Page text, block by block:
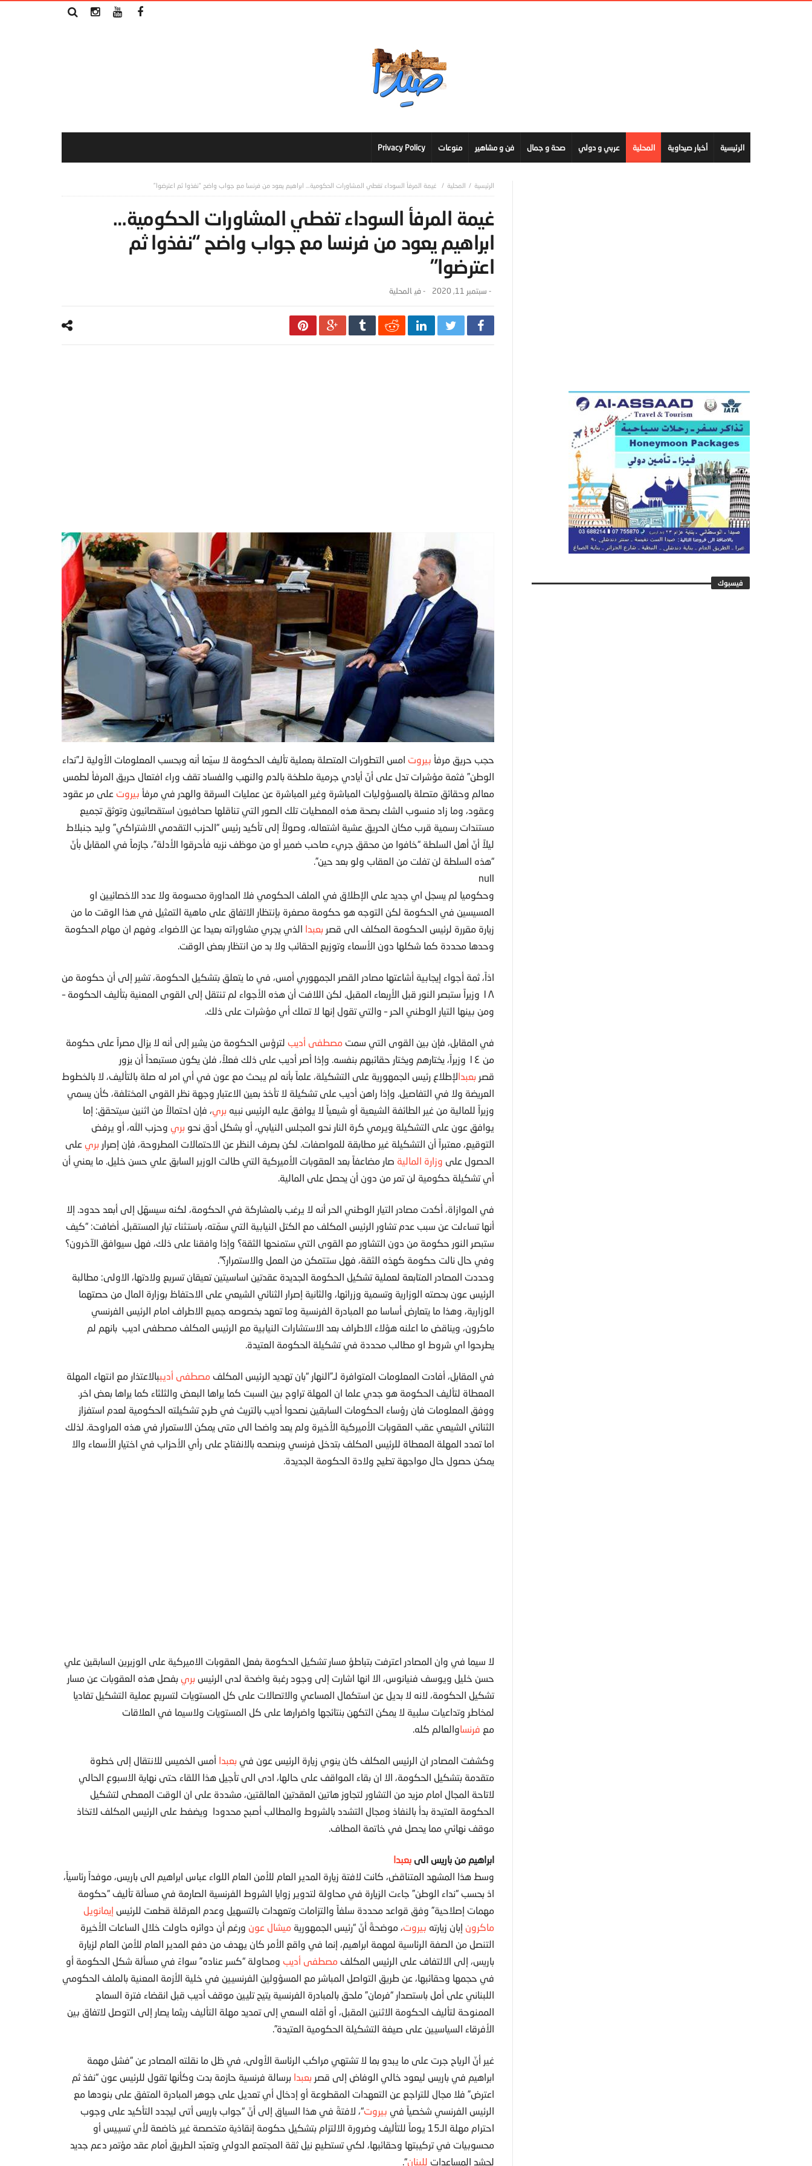
الرئيسية أخبار صيداوية المحلية عربي و دولي صحة و جمال فن و مشاهير منوعات Privacy Policy
المحلية غيمة المرفأ السوداء تغطي المشاورات الحكومية… ابراهيم يعود من فرنسا مع جواب واضح “نفذوا ثم اعترضوا”
غيمة المرفأ السوداء تغطي المشاورات الحكومية…
ابراهيم يعود من فرنسا مع جواب واضح “نفذوا ثم
اعترضوا”
- سبتمبر 11, 2020 - ‎في المحلية
حجب حريق مرفأ بيروت امس التطورات المتصلة بعملية تأليف الحكومة لا سيّما أنه وبحسب المعلومات الأولية لـ”نداء
الوطن” فثمة مؤشرات تدل على أنّ أيادي جرمية ملطخة بالدم والنهب والفساد تقف وراء افتعال حريق المرفأ لطمس
معالم وحقائق متصلة بالمسؤوليات المباشرة وغير المباشرة عن عمليات السرقة والهدر في مرفأ بيروت على مر عقود
وعقود، وما زاد منسوب الشك بصحة هذه المعطيات تلك الصور التي تناقلها صحافيون استقصائيون وتوثق تجميع
مستندات رسمية قرب مكان الحريق عشية اشتعاله، وصولاً إلى تأكيد رئيس “الحزب التقدمي الاشتراكي” وليد جنبلاط
ليلاً أنّ أهل السلطة “خافوا من محقق جريء صاحب ضمير أو من موظف نزيه فأحرقوا الأدلة”، جازماً في المقابل بأنّ
“هذه السلطة لن تفلت من العقاب ولو بعد حين”.
null
وحكوميا لم يسجل اي جديد على الإطلاق في الملف الحكومي فلا المداورة محسومة ولا عدد الاخصائيين او
المسيسين في الحكومة لكن التوجه هو حكومة مصغرة بإنتظار الاتفاق على ماهية التمثيل في هذا الوقت ما من
زيارة مقررة لرئيس الحكومة المكلف الى قصر بعبدا الذي يجري مشاوراته بعيدا عن الاضواء. وفهم ان مهام الحكومة
وحدها محددة كما شكلها دون الأسماء وتوزيع الحقائب ولا بد من انتظار بعض الوقت.
اذاً، ثمة أجواء إيجابية أشاعتها مصادر القصر الجمهوري أمس، في ما يتعلق بتشكيل الحكومة، تشير إلى أن حكومة من
١٨ وزيراً ستبصر النور قبل الأربعاء المقبل. لكن اللافت أن هذه الأجواء لم تنتقل إلى القوى المعنية بتأليف الحكومة –
ومن بينها التيار الوطني الحر – والتي تقول إنها لا تملك أي مؤشرات على ذلك.
في المقابل، فإن بين القوى التي سمت مصطفى أديب لترؤس الحكومة من يشير إلى أنه لا يزال مصراً على حكومة
من ١٤ وزيراً، يختارهم ويختار حقائبهم بنفسه. وإذا أصر أديب على ذلك فعلاً، فلن يكون مستبعداً أن يزور
قصر بعبدالإطلاع رئيس الجمهورية على التشكيلة، علماً بأنه لم يبحث مع عون في أي امر له صلة بالتأليف، لا بالخطوط
العريضة ولا في التفاصيل. وإذا راهن أديب على تشكيلة لا تأخذ بعين الاعتبار وجهة نظر القوى المختلفة، كأن يسمي
وزيراً للمالية من غير الطائفة الشيعية أو شيعياً لا يوافق عليه الرئيس نبيه بري، فإن احتمالاً من اثنين سيتحقق: إما
يوافق عون على التشكيلة ويرمي كرة النار نحو المجلس النيابي، أو بشكل أدق نحو بري وحزب الله، أو يرفض
التوقيع، معتبراً أن التشكيلة غير مطابقة للمواصفات. لكن بصرف النظر عن الاحتمالات المطروحة، فإن إصرار بري على
الحصول على وزارة المالية صار مضاعفاً بعد العقوبات الأميركية التي طالت الوزير السابق علي حسن خليل. ما يعني أن
أي تشكيلة حكومية لن تمر من دون أن يحصل على المالية.
في الموازاة، أكدت مصادر التيار الوطني الحر أنه لا يرغب بالمشاركة في الحكومة، لكنه سيسهّل إلى أبعد حدود. إلا
أنها تساءلت عن سبب عدم تشاور الرئيس المكلف مع الكتل النيابية التي سمّته، باستثناء تيار المستقبل. أضافت: “كيف
ستبصر النور حكومة من دون التشاور مع القوى التي ستمنحها الثقة؟ وإذا وافقنا على ذلك، فهل سيوافق الآخرون؟
وفي حال نالت حكومة كهذه الثقة، فهل ستتمكن من العمل والاستمرار؟”.
وحددت المصادر المتابعة لعملية تشكيل الحكومة الجديدة عقدتين اساسيتين تعيقان تسريع ولادتها، الاولى: مطالبة
الرئيس عون بحصته الوزارية وتسمية وزرائها، والثانية إصرار الثنائي الشيعي على الاحتفاظ بوزارة المال من حصتهما
الوزارية، وهذا ما يتعارض أساسا مع المبادرة الفرنسية وما تعهد بخصوصه جميع الاطراف امام الرئيس الفرنسي
ماكرون، ويناقض ما اعلنه هؤلاء الاطراف بعد الاستشارات النيابية مع الرئيس المكلف مصطفى اديب بانهم لم
يطرحوا اي شروط او مطالب محددة في تشكيلة الحكومة العتيدة.
في المقابل، أفادت المعلومات المتوافرة لـ”النهار “بان تهديد الرئيس المكلف مصطفى أديببالاعتذار مع انتهاء المهلة
المعطاة لتأليف الحكومة هو جدي علما ان المهلة تراوح بين السبت كما يراها البعض والثلثاء كما يراها بعض اخر.
ووفق المعلومات فان رؤساء الحكومات السابقين نصحوا أديب بالتريث في طرح تشكيلته الحكومية لعدم استفزاز
الثنائي الشيعي عقب العقوبات الأميركية الأخيرة ولم يعد واضحا الى متى يمكن الاستمرار في هذه المراوحة. لذلك
اما تمدد المهلة المعطاة للرئيس المكلف بتدخل فرنسي وبنصحه بالانفتاح على رأي الأحزاب في اختيار الأسماء والا
يمكن حصول حال مواجهة تطيح ولادة الحكومة الجديدة.
لا سيما في وان المصادر اعترفت بتباطؤ مسار تشكيل الحكومة بفعل العقوبات الاميركية على الوزيرين السابقين علي
حسن خليل ويوسف فنيانوس، الا انها اشارت إلى وجود رغبة واضحة لدى الرئيس بري بفصل هذه العقوبات عن مسار
تشكيل الحكومة، لانه لا بديل عن استكمال المساعي والاتصالات على كل المستويات لتسريع عملية التشكيل تفاديا
لمخاطر وتداعيات سلبية لا يمكن التكهن بنتائجها واضرارها على كل المستويات ولاسيما في العلاقات
مع فرنساوالعالم كله.
وكشفت المصادر ان الرئيس المكلف كان ينوي زيارة الرئيس عون في بعبدا أمس الخميس للانتقال إلى خطوة
متقدمة بتشكيل الحكومة، الا ان بقاء المواقف على حالها، ادى الى تأجيل هذا اللقاء حتى نهاية الاسبوع الحالي
لاتاحة المجال امام مزيد من التشاور لتجاوز هاتين العقدتين العالقتين، مشددة على ان الوقت المعطى لتشكيل
الحكومة العتيدة بدأ بالنفاذ ومجال التشدد بالشروط والمطالب أصبح محدودا ويضغط على الرئيس المكلف لاتخاذ
موقف نهائي مما يحصل في خاتمة المطاف.
ابراهيم من باريس الى بعبدا
وسط هذا المشهد المتناقض، كانت لافتة زيارة المدير العام للأمن العام اللواء عباس ابراهيم الى باريس، موفداً رئاسياً،
اذ بحسب “نداء الوطن” جاءت الزيارة في محاولة لتدوير زوايا الشروط الفرنسية الصارمة في مسألة تأليف “حكومة
مهمات إصلاحية” وفق قواعد محددة سلفاً والتزامات وتعهدات بالتسهيل وعدم العرقلة قطعت للرئيس إيمانويل
ماكرون إبان زيارته بيروت، موضحةً أنّ “رئيس الجمهورية ميشال عون ورغم أن دوائره حاولت خلال الساعات الأخيرة
التنصل من الصفة الرئاسية لمهمة ابراهيم، إنما في واقع الأمر كان يهدف من دفع المدير العام للأمن العام لزيارة
باريس، إلى الالتفاف على الرئيس المكلف مصطفى أديب ومحاولة “كسر عناده” سواءً في مسألة شكل الحكومة أو
في حجمها وحقائبها، عن طريق التواصل المباشر مع المسؤولين الفرنسيين في خلية الأزمة المعنية بالملف الحكومي
اللبناني على أمل باستصدار “فرمان” ملحق بالمبادرة الفرنسية يتيح تليين موقف أديب قبل انقضاء فترة السماح
الممنوحة لتأليف الحكومة الاثنين المقبل، أو أقله السعي إلى تمديد مهلة التأليف ريثما يصار إلى التوصل لاتفاق بين
الأفرقاء السياسيين على صيغة التشكيلة الحكومية العتيدة”.
غير أنّ الرياح جرت على ما يبدو بما لا تشتهي مراكب الرئاسة الأولى، في ظل ما نقلته المصادر عن “فشل مهمة
ابراهيم في باريس ليعود خالي الوفاض إلى قصر بعبدا برسالة فرنسية حازمة بدت وكأنها تقول للرئيس عون “نفذ ثم
اعترض” فلا مجال للتراجع عن التعهدات المقطوعة أو إدخال أي تعديل على جوهر المبادرة المتفق على بنودها مع
الرئيس الفرنسي شخصياً في بيروت“، لافتةً في هذا السياق إلى أنّ “جواب باريس أتى ليجدد التأكيد على وجوب
احترام مهلة الـ15 يوماً للتأليف وضرورة الالتزام بتشكيل حكومة إنقاذية متخصصة غير خاضعة لأي تسييس أو
محسوبيات في تركيبتها وحقائبها، لكي تستطيع نيل ثقة المجتمع الدولي وتعبّد الطريق أمام عقد مؤتمر دعم جديد
لحشد المساعدات للبنان“.
فيسبوك